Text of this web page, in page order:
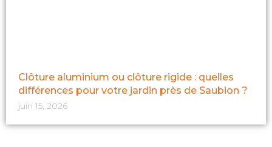
Clôture aluminium ou clôture rigide : quelles
différences pour votre jardin près de Saubion ?
juin 15, 2026